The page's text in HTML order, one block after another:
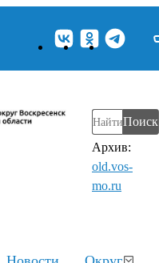
Поиск
Архив:
old.vos-
mo.ru